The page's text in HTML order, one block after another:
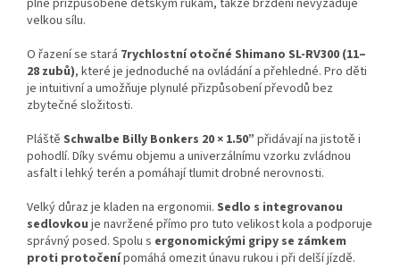
plně přizpůsobené dětským rukám, takže brzdění nevyžaduje
velkou sílu.
O řazení se stará 7rychlostní otočné Shimano SL-RV300 (11–
28 zubů), které je jednoduché na ovládání a přehledné. Pro děti
je intuitivní a umožňuje plynulé přizpůsobení převodů bez
zbytečné složitosti.
Pláště Schwalbe Billy Bonkers 20 × 1.50” přidávají na jistotě i
pohodlí. Díky svému objemu a univerzálnímu vzorku zvládnou
asfalt i lehký terén a pomáhají tlumit drobné nerovnosti.
Velký důraz je kladen na ergonomii. Sedlo s integrovanou
sedlovkou je navržené přímo pro tuto velikost kola a podporuje
správný posed. Spolu s ergonomickými gripy se zámkem
proti protočenípomáhá omezit únavu rukou i při delší jízdě.